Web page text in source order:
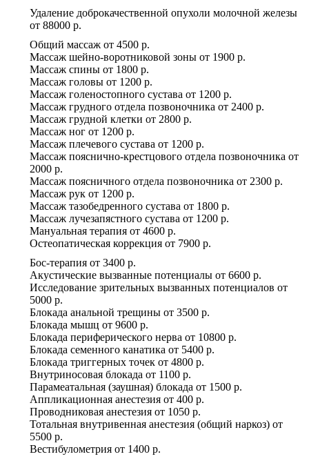
Удаление доброкачественной опухоли молочной железы
от 88000 р.
Общий массаж от 4500 р.
Массаж шейно-воротниковой зоны от 1900 р.
Массаж спины от 1800 р.
Массаж головы от 1200 р.
Массаж голеностопного сустава от 1200 р.
Массаж грудного отдела позвоночника от 2400 р.
Массаж грудной клетки от 2800 р.
Массаж ног от 1200 р.
Массаж плечевого сустава от 1200 р.
Массаж пояснично-крестцового отдела позвоночника от
2000 р.
Массаж поясничного отдела позвоночника от 2300 р.
Массаж рук от 1200 р.
Массаж тазобедренного сустава от 1800 р.
Массаж лучезапястного сустава от 1200 р.
Мануальная терапия от 4600 р.
Остеопатическая коррекция от 7900 р.
Бос-терапия от 3400 р.
Акустические вызванные потенциалы от 6600 р.
Исследование зрительных вызванных потенциалов от
5000 р.
Блокада анальной трещины от 3500 р.
Блокада мышц от 9600 р.
Блокада периферического нерва от 10800 р.
Блокада семенного канатика от 5400 р.
Блокада триггерных точек от 4800 р.
Внутриносовая блокада от 1100 р.
Парамеатальная (заушная) блокада от 1500 р.
Аппликационная анестезия от 400 р.
Проводниковая анестезия от 1050 р.
Тотальная внутривенная анестезия (общий наркоз) от
5500 р.
Вестибулометрия от 1400 р.